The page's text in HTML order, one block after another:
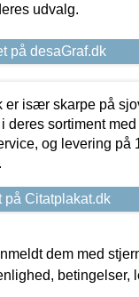
udvalg.
på desaGraf.dk
er især skarpe på
deres sortiment
og levering på
på Citatplakat.dk
dem med
betingelser,